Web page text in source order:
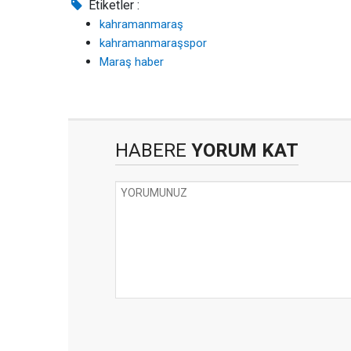
Etiketler :
kahramanmaraş
kahramanmaraşspor
Maraş haber
HABERE YORUM KAT